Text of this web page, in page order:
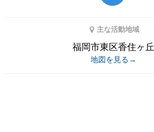
主な活動地域
福岡市東区香住ヶ丘
地図を見る→